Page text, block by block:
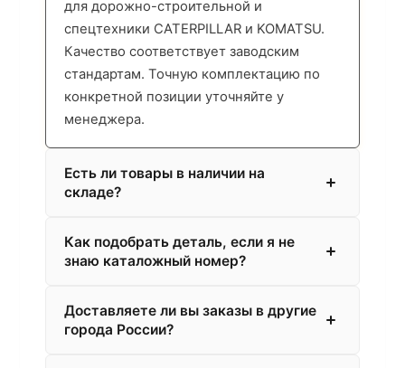
для дорожно-строительной и
спецтехники CATERPILLAR и KOMATSU.
Качество соответствует заводским
стандартам. Точную комплектацию по
конкретной позиции уточняйте у
менеджера.
Есть ли товары в наличии на
складе?
Как подобрать деталь, если я не
знаю каталожный номер?
Доставляете ли вы заказы в другие
города России?